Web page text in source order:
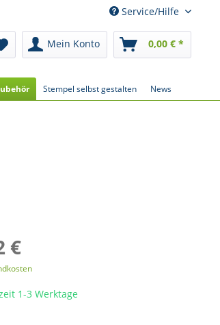
Service/Hilfe
Mein Konto 0,00 € *
Stempel selbst gestalten News
€
1-3 Werktage